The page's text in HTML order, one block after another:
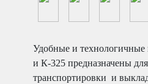
Удобные и технологичные
и К-325 предназначены
транспортировки и